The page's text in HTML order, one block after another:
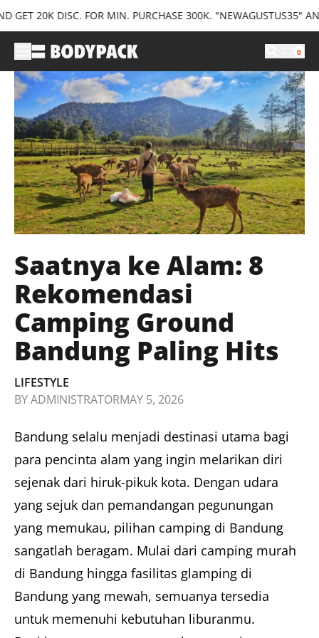
20K DISC. FOR MIN. PURCHASE 300K. "NEWAGUSTUS35"
0
Saatnya ke Alam: 8
Rekomendasi
Camping Ground
Bandung Paling Hits
LIFESTYLE
BYADMINISTRATORMAY 5, 2026
Bandung selalu menjadi destinasi utama bagi
para pencinta alam yang ingin melarikan diri
sejenak dari hiruk-pikuk kota. Dengan udara
yang sejuk dan pemandangan pegunungan
yang memukau, pilihan camping di Bandung
sangatlah beragam. Mulai dari camping murah
di Bandung hingga fasilitas glamping di
Bandung yang mewah, semuanya tersedia
untuk memenuhi kebutuhan liburanmu.